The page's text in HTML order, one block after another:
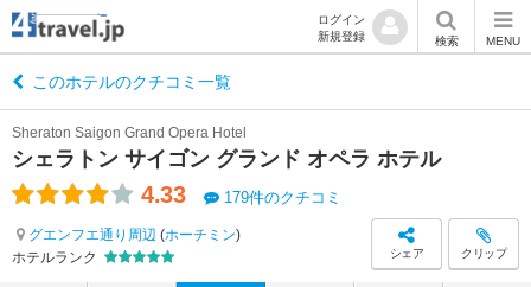
ログイン
新規登録
検索 MENU
このホテルのクチコミ一覧
シェラトン サイゴン グランド オペラ ホテル
Sheraton Saigon Grand Opera Hotel
4.33 179件のクチコミ
グエンフエ通り周辺 (ホーチミン)
ホテルランク
シェア クリップ